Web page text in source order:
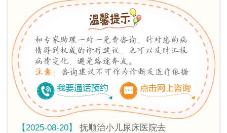
【2025-08-20】
抚顺治小儿尿床医院去